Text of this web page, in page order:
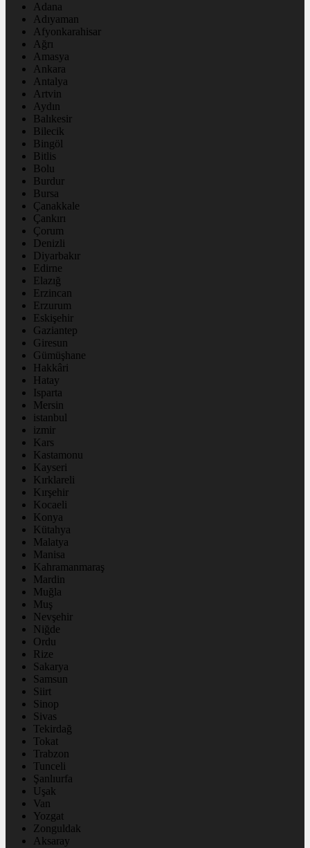
Adana
Adıyaman
Afyonkarahisar
Ağrı
Amasya
Ankara
Antalya
Artvin
Aydın
Balıkesir
Bilecik
Bingöl
Bitlis
Bolu
Burdur
Bursa
Çanakkale
Çankırı
Çorum
Denizli
Diyarbakır
Edirne
Elazığ
Erzincan
Erzurum
Eskişehir
Gaziantep
Giresun
Gümüşhane
Hakkâri
Hatay
Isparta
Mersin
istanbul
izmir
Kars
Kastamonu
Kayseri
Kırklareli
Kırşehir
Kocaeli
Konya
Kütahya
Malatya
Manisa
Kahramanmaraş
Mardin
Muğla
Muş
Nevşehir
Niğde
Ordu
Rize
Sakarya
Samsun
Siirt
Sinop
Sivas
Tekirdağ
Tokat
Trabzon
Tunceli
Şanlıurfa
Uşak
Van
Yozgat
Zonguldak
Aksaray